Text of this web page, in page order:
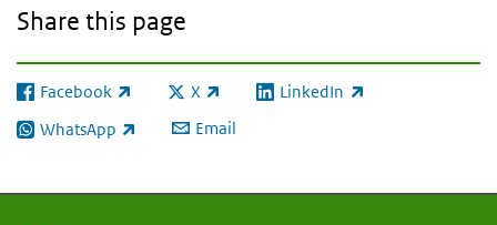
Share this page
Facebook
(link is external) X
(link is external)LinkedIn
(link is external)
WhatsApp
(link is external) Email